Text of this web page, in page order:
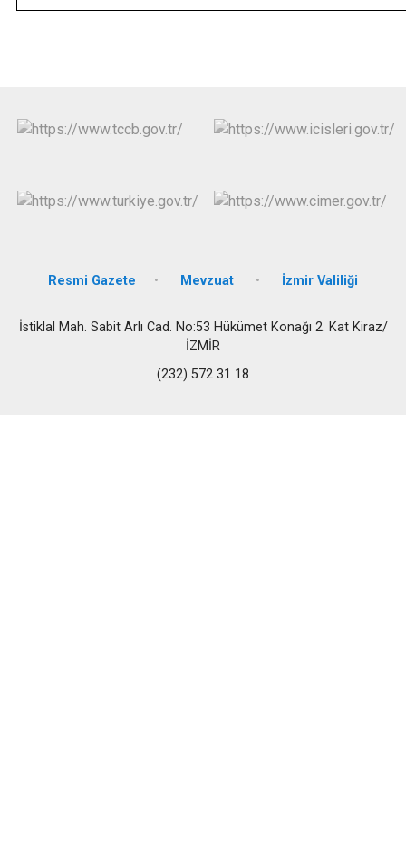
Resmi Gazete Mevzuat İzmir Valiliği
İstiklal Mah. Sabit Arlı Cad. No:53 Hükümet Konağı 2. Kat Kiraz/
İZMİR
(232) 572 31 18